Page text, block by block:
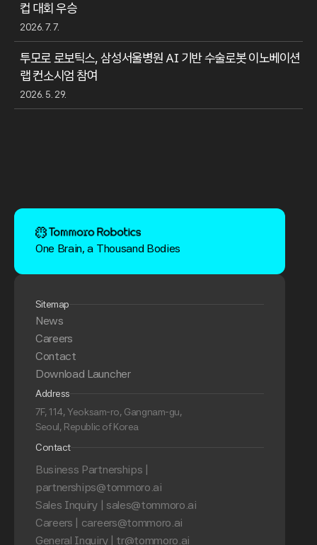
컵 대회 우승
2026. 7. 7.
투모로 로보틱스, 삼성서울병원 AI 기반 수술로봇 이노베이션
랩 컨소시엄 참여
2026. 5. 29.
One Brain, a Thousand Bodies
Sitemap
News
Careers
Contact
Download Launcher
Address
7F, 114, Yeoksam-ro, Gangnam-gu,
Seoul, Republic of Korea
Contact
Business Partnerships |
partnerships@tommoro.ai
Sales Inquiry | sales@tommoro.ai
Careers | careers@tommoro.ai
General Inquiry | tr@tommoro.ai